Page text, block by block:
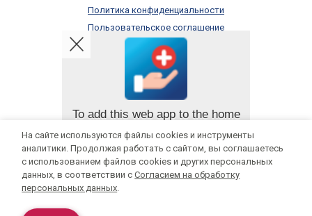
Политика конфиденциальности
Пользовательское соглашение
Правила оказания платных услуг
Онлайн запись
Мы в социальных сетях:
ИМЕЮТСЯ ПРОТИВОПОКАЗАНИЯ, НЕОБХОДИМА КОНСУЛЬТАЦИЯ
На сайте используются файлы cookies и инструменты
аналитики. Продолжая работать с сайтом, вы соглашаетесь
с использованием файлов cookies и других персональных
данных, в соответствии сСогласием на обработку
персональных данных.
To add this web app to the home
screen open the browser option
menu and tap onAdd to
homescreen.
The menu can be accessed by pressing
the menu hardware button if your device